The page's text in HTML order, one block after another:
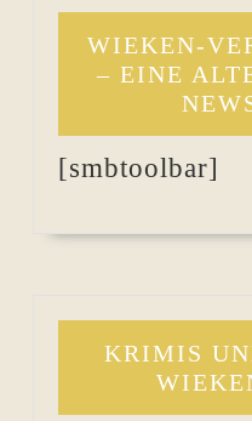
WIEKEN-
– EINE
[smbtoolbar]
KRIMIS